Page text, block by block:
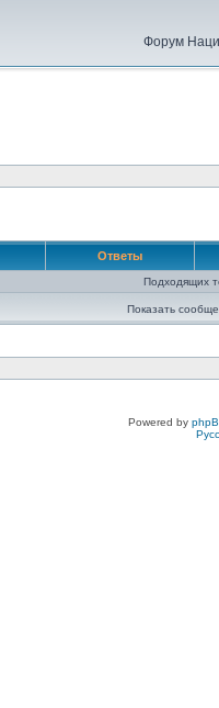
Форум
Ответы
Подходящих
Показать
Powered by